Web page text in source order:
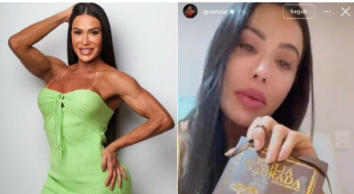
ENTREVISTAS
EXPEDIENTE
FINALIZAR COMPRA
HOME
LANÇAMENTOS